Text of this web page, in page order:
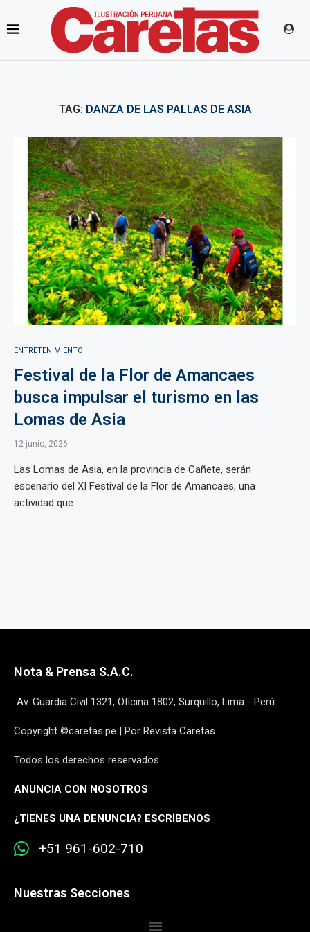
TAG: DANZA DE LAS PALLAS DE ASIA
ENTRETENIMIENTO
Festival de la Flor de Amancaes
busca impulsar el turismo en las
Lomas de Asia
12 junio, 2026
Las Lomas de Asia, en la provincia de Cañete, serán
escenario del XI Festival de la Flor de Amancaes, una
actividad que ...
Nota & Prensa S.A.C.
Av. Guardia Civil 1321, Oficina 1802, Surquillo, Lima - Perú
Copyright ©caretas.pe | Por Revista Caretas
Todos los derechos reservados
ANUNCIA CON NOSOTROS
¿TIENES UNA DENUNCIA? ESCRÍBENOS
+51 961-602-710
Nuestras Secciones